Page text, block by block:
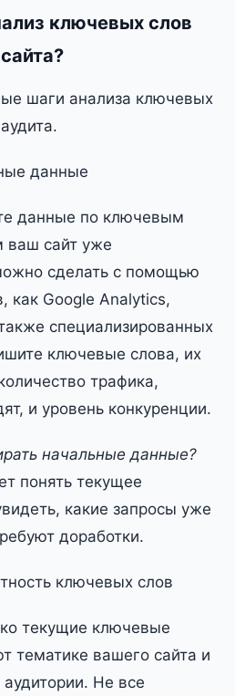
ключевых слов
шаги анализа ключевых
данные
данные по ключевым
ваш сайт уже
сделать с помощью
как Google Analytics,
специализированных
ключевые слова, их
трафика,
и уровень конкуренции.
начальные данные?
понять текущее
какие запросы уже
доработки.
ключевых слов
текущие ключевые
тематике вашего сайта и
Не все